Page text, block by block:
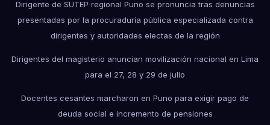
Dirigente de SUTEP regional Puno se pronuncia tras denuncias
presentadas por la procuraduría pública especializada contra
dirigentes y autoridades electas de la región
Dirigentes del magisterio anuncian movilización nacional en Lima
para el 27, 28 y 29 de julio
Docentes cesantes marcharon en Puno para exigir pago de
deuda social e incremento de pensiones